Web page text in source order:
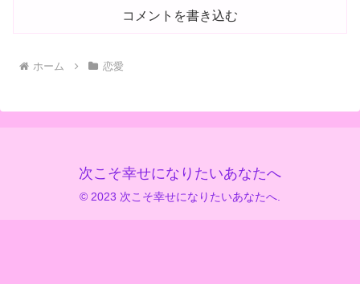
コメントを書き込む
ホーム 恋愛
次こそ幸せになりたいあなたへ
© 2023 次こそ幸せになりたいあなたへ.